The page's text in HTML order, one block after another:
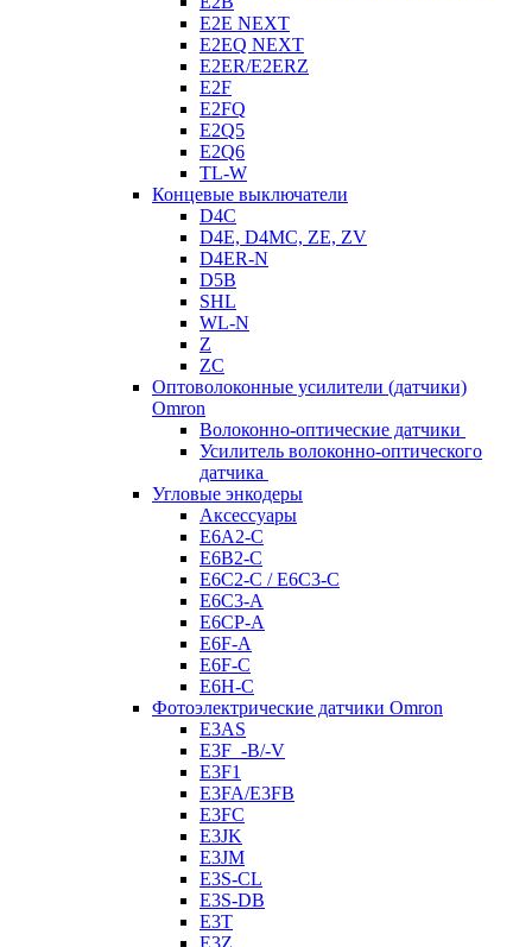
E2E NEXT
E2EQ NEXT
E2ER/E2ERZ
E2F
E2FQ
E2Q5
E2Q6
TL-W
Концевые выключатели
D4C
D4E, D4MC, ZE, ZV
D4ER-N
D5B
SHL
WL-N
Z
ZC
Оптоволоконные усилители (датчики)
Omron
Волоконно-оптические датчики
Усилитель волоконно-оптического
датчика
Угловые энкодеры
Аксессуары
E6A2-C
E6B2-C
E6C2-C / E6C3-C
E6C3-A
E6CP-A
E6F-A
E6F-C
E6H-C
Фотоэлектрические датчики Omron
E3AS
E3F_-B/-V
E3F1
E3FA/E3FB
E3FC
E3JK
E3JM
E3S-CL
E3S-DB
E3T
E3Z